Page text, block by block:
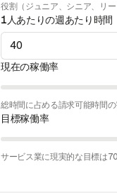
役割（ジュニア、シニア、リ
1人あたりの週あたり時間
現在の稼働率
総時間に占める請求可能時間
目標稼働率
サービス業に現実的な目標は70